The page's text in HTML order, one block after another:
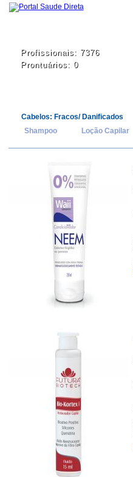
Profissionais: 7376
Prontuários: 0
Cabelos: Fracos/ Danificados
Shampoo
Loção Capilar